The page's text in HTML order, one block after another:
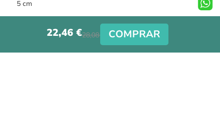
22,46 €28,08 € COMPRAR
Nuestra Tienda
Aviso Legal
Síguenos en nuestras redes sociales